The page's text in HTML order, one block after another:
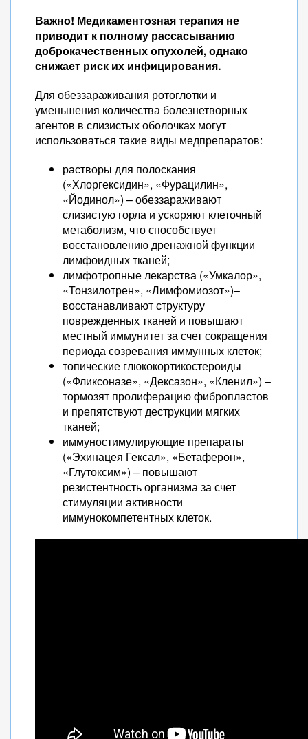
Важно! Медикаментозная терапия не
приводит к полному рассасыванию
доброкачественных опухолей, однако
снижает риск их инфицирования.
Для обеззараживания ротоглотки и
уменьшения количества болезнетворных
агентов в слизистых оболочках могут
использоваться такие виды медпрепаратов:
растворы для полоскания
(«Хлоргексидин», «Фурацилин»,
«Йодинол») – обеззараживают
слизистую горла и ускоряют клеточный
метаболизм, что способствует
восстановлению дренажной функции
лимфоидных тканей;
лимфотропные лекарства («Умкалор»,
«Тонзилотрен», «Лимфомиозот»)–
восстанавливают структуру
поврежденных тканей и повышают
местный иммунитет за счет сокращения
периода созревания иммунных клеток;
топические глюкокортикостероиды
(«Фликсоназе», «Дексазон», «Кленил») –
тормозят пролиферацию фибропластов
и препятствуют деструкции мягких
тканей;
иммуностимулирующие препараты
(«Эхинацея Гексал», «Бетаферон»,
«Глутоксим») – повышают
резистентность организма за счет
стимуляции активности
иммунокомпетентных клеток.